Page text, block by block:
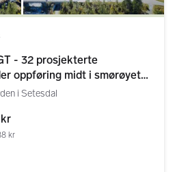
- 32 prosjekterte
oppføring midt i smørøyet
i Setesdal
kr